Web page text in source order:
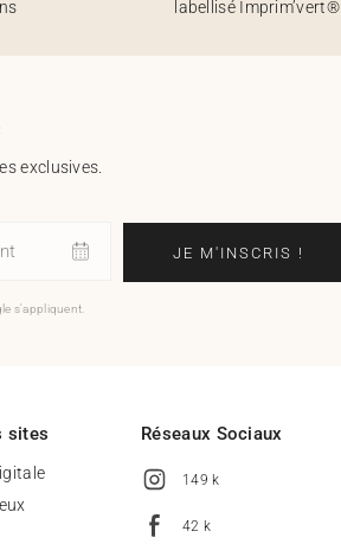
labellisé Imprim’vert®
exclusives.
JE M'INSCRIS !
s'appliquent.
sites Réseaux Sociaux
149 k
42 k